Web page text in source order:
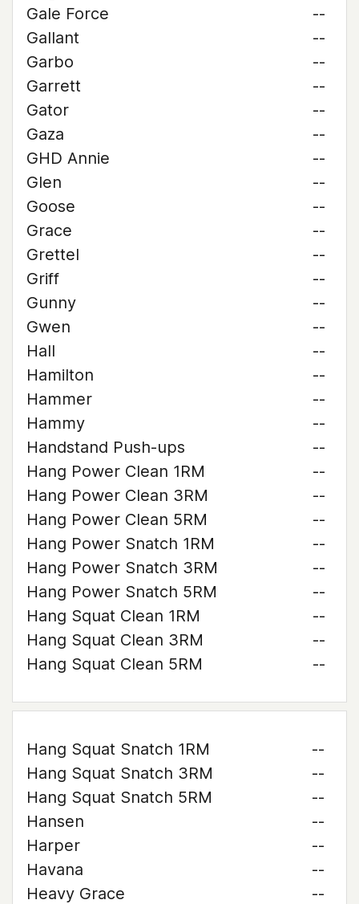
Gale Force
--
Gallant
--
Garbo
--
Garrett
--
Gator
--
Gaza
--
GHD Annie
--
Glen
--
Goose
--
Grace
--
Grettel
--
Griff
--
Gunny
--
Gwen
--
Hall
--
Hamilton
--
Hammer
--
Hammy
--
Handstand Push-ups
--
Hang Power Clean 1RM
--
Hang Power Clean 3RM
--
Hang Power Clean 5RM
--
Hang Power Snatch 1RM
--
Hang Power Snatch 3RM
--
Hang Power Snatch 5RM
--
Hang Squat Clean 1RM
--
Hang Squat Clean 3RM
--
Hang Squat Clean 5RM
--
Hang Squat Snatch 1RM
--
Hang Squat Snatch 3RM
--
Hang Squat Snatch 5RM
--
Hansen
--
Harper
--
Havana
--
Heavy Grace
--